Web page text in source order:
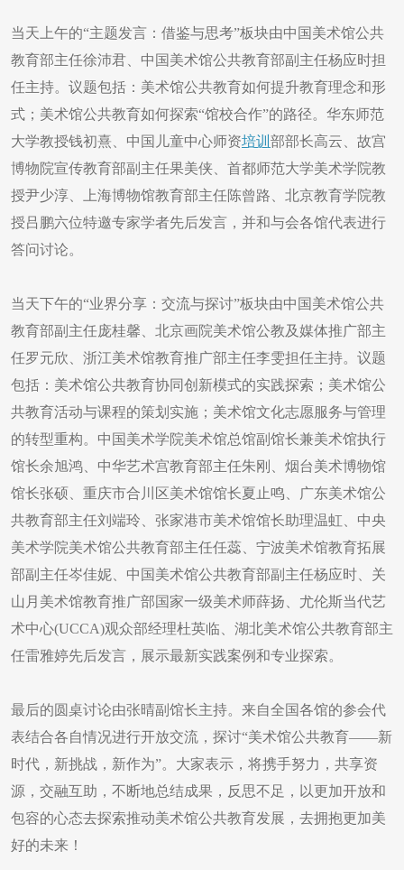
当天上午的“主题发言：借鉴与思考”板块由中国美术馆公共
教育部主任徐沛君、中国美术馆公共教育部副主任杨应时担
任主持。议题包括：美术馆公共教育如何提升教育理念和形
式；美术馆公共教育如何探索“馆校合作”的路径。华东师范
大学教授钱初熹、中国儿童中心师资培训 部部长高云、故宫
博物院宣传教育部副主任果美侠、首都师范大学美术学院教
授尹少淳、上海博物馆教育部主任陈曾路、北京教育学院教
授吕鹏六位特邀专家学者先后发言，并和与会各馆代表进行
答问讨论。
当天下午的“业界分享：交流与探讨”板块由中国美术馆公共
教育部副主任庞桂馨、北京画院美术馆公教及媒体推广部主
任罗元欣、浙江美术馆教育推广部主任李雯担任主持。议题
包括：美术馆公共教育协同创新模式的实践探索；美术馆公
共教育活动与课程的策划实施；美术馆文化志愿服务与管理
的转型重构。中国美术学院美术馆总馆副馆长兼美术馆执行
馆长余旭鸿、中华艺术宫教育部主任朱刚、烟台美术博物馆
馆长张硕、重庆市合川区美术馆馆长夏止鸣、广东美术馆公
共教育部主任刘端玲、张家港市美术馆馆长助理温虹、中央
美术学院美术馆公共教育部主任任蕊、宁波美术馆教育拓展
部副主任岑佳妮、中国美术馆公共教育部副主任杨应时、关
山月美术馆教育推广部国家一级美术师薛扬、尤伦斯当代艺
术中心(UCCA)观众部经理杜英临、湖北美术馆公共教育部主
任雷雅婷先后发言，展示最新实践案例和专业探索。
最后的圆桌讨论由张晴副馆长主持。来自全国各馆的参会代
表结合各自情况进行开放交流，探讨“美术馆公共教育——新
时代，新挑战，新作为”。大家表示，将携手努力，共享资
源，交融互助，不断地总结成果，反思不足，以更加开放和
包容的心态去探索推动美术馆公共教育发展，去拥抱更加美
好的未来！